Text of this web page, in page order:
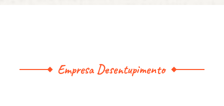
Empresa Desentupimento